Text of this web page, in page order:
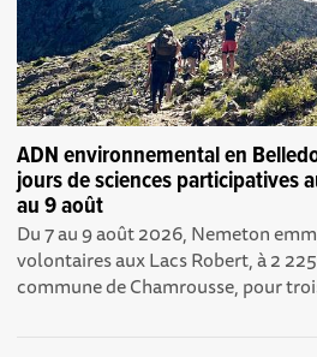
ADN environnemental en
jours de sciences participatives
au 9 août
Du 7 au 9 août 2026, Nemeton
volontaires aux Lacs Robert, à 2
commune de Chamrousse, pour